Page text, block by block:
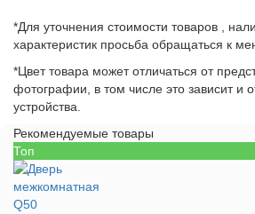
*Для уточнения стоимости товаров ,
характеристик просьба обращаться к
*Цвет товара может отличаться от
фотографии, в том числе это зависит и
устройства.
Рекомендуемые товары
Топ